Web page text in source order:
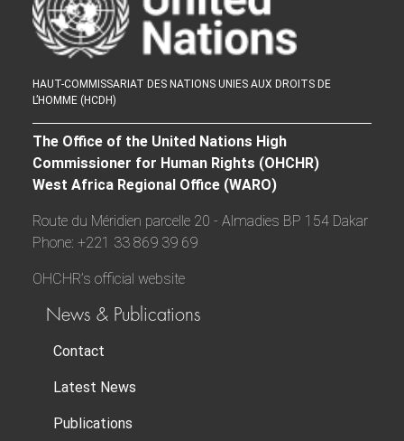
HAUT-COMMISSARIAT DES NATIONS UNIES AUX DROITS DE
L’HOMME (HCDH)
The Office of the United Nations High
Commissioner for Human Rights (OHCHR)
West Africa Regional Office (WARO)
Route du Méridien parcelle 20 - Almadies BP 154 Dakar
Phone: +221 33 869 39 69
OHCHR’s official website
News & Publications
Contact
Latest News
Publications